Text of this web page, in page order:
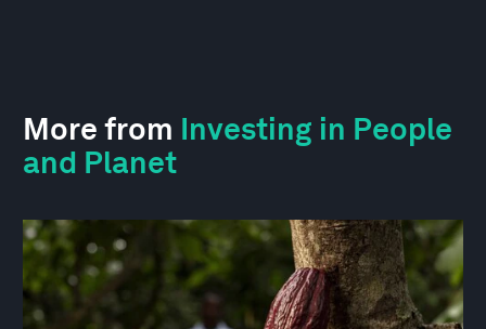
More from Investing in People
and Planet